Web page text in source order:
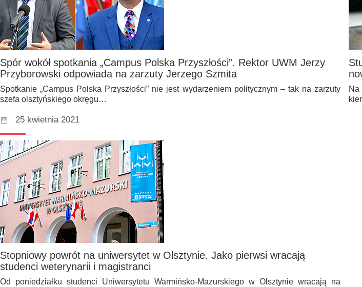
Spór wokół spotkania „Campus Polska Przyszłości”. Rektor UWM Jerzy
Przyborowski odpowiada na zarzuty Jerzego Szmita
Spotkanie „Campus Polska Przyszłości” nie jest wydarzeniem politycznym – tak na zarzuty
szefa olsztyńskiego okręgu…
25 kwietnia 2021
Stopniowy powrót na uniwersytet w Olsztynie. Jako pierwsi wracają
studenci weterynarii i magistranci
Od poniedziałku studenci Uniwersytetu Warmińsko-Mazurskiego w Olsztynie wracają na